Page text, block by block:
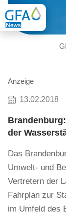
Anzeige
13.02.2018
der
Das
Umwelt- und
Vertretern der
Fahrplan zur
im Umfeld des